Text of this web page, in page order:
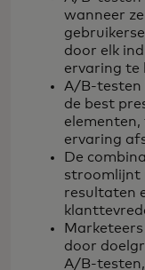
wanneer
door elk
ervaring te
A/B-testen
de best
ervaring
De
stroomlijnt
resultaten
door
A/B-